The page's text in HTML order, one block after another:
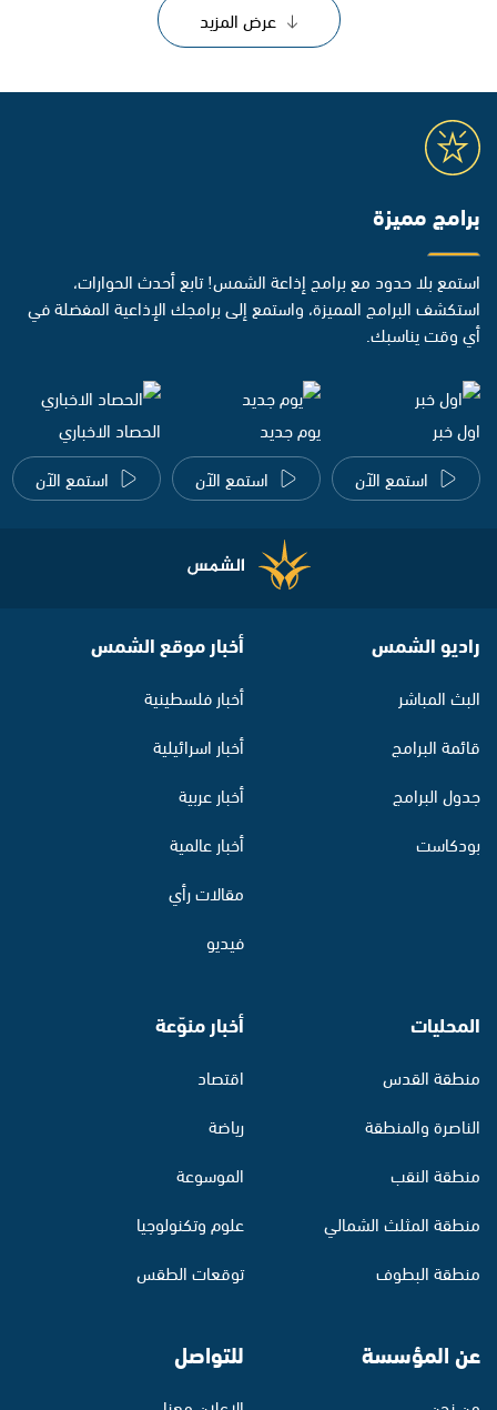
عرض المزيد
برامج مميزة
استمع بلا حدود مع برامج إذاعة الشمس! تابع أحدث الحوارات،
استكشف البرامج المميزة، واستمع إلى برامجك الإذاعية المفضلة في
أي وقت يناسبك.
اول خبر
استمع الآن
يوم جديد
استمع الآن
الحصاد الاخباري
استمع الآن
راديو الشمس
البث المباشر
قائمة البرامج
جدول البرامج
بودكاست
أخبار موقع الشمس
أخبار فلسطينية
أخبار اسرائيلية
أخبار عربية
أخبار عالمية
مقالات رأي
فيديو
المحليات
منطقة القدس
الناصرة والمنطقة
منطقة النقب
منطقة المثلث الشمالي
منطقة البطوف
أخبار منوّعة
اقتصاد
رياضة
الموسوعة
علوم وتكنولوجيا
توقعات الطقس
عن المؤسسة للتواصل